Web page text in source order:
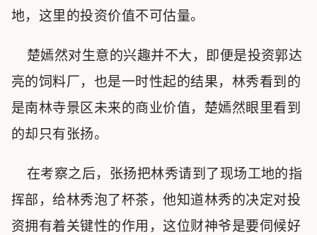
地，这里的投资价值不可估量。
楚嫣然对生意的兴趣并不大，即便是投资郭达
亮的饲料厂，也是一时性起的结果，林秀看到的
是南林寺景区未来的商业价值，楚嫣然眼里看到
的却只有张扬。
在考察之后，张扬把林秀请到了现场工地的指
挥部，给林秀泡了杯茶，他知道林秀的决定对投
资拥有着关键性的作用，这位财神爷是要伺候好